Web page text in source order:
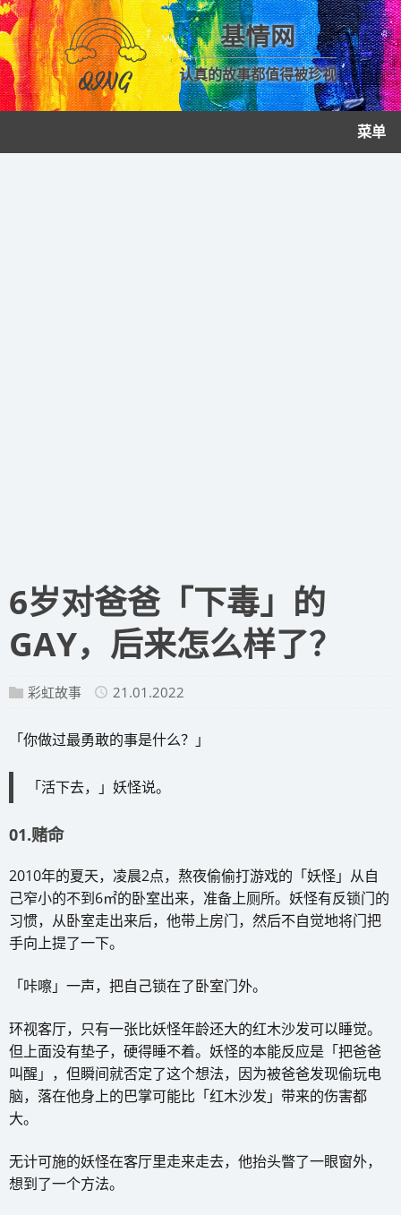
基情网
认真的故事都值得被珍视
菜单
6岁对爸爸「下毒」的
GAY，后来怎么样了？
彩虹故事 21.01.2022
「你做过最勇敢的事是什么？」
「活下去，」妖怪说。
01.赌命
2010年的夏天，凌晨2点，熬夜偷偷打游戏的「妖怪」从自
己窄小的不到6㎡的卧室出来，准备上厕所。妖怪有反锁门的
习惯，从卧室走出来后，他带上房门，然后不自觉地将门把
手向上提了一下。
「咔嚓」一声，把自己锁在了卧室门外。
环视客厅，只有一张比妖怪年龄还大的红木沙发可以睡觉。
但上面没有垫子，硬得睡不着。妖怪的本能反应是「把爸爸
叫醒」，但瞬间就否定了这个想法，因为被爸爸发现偷玩电
脑，落在他身上的巴掌可能比「红木沙发」带来的伤害都
大。
无计可施的妖怪在客厅里走来走去，他抬头瞥了一眼窗外，
想到了一个方法。